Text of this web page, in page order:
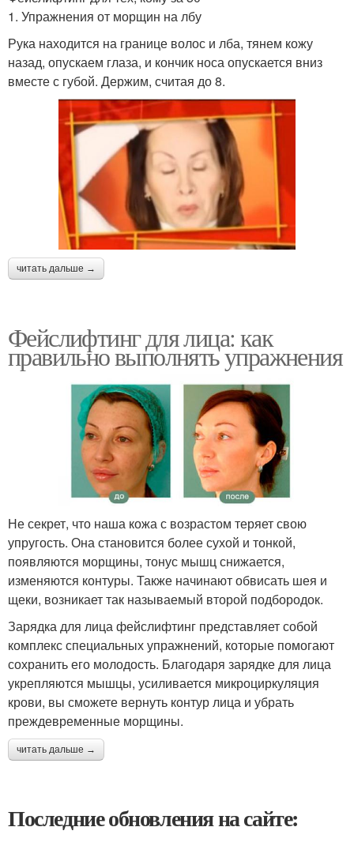
1. Упражнения от морщин на лбу
Рука находится на границе волос и лба, тянем кожу
назад, опускаем глаза, и кончик носа опускается вниз
вместе с губой. Держим, считая до 8.
читать дальше →
Фейслифтинг для лица: как
правильно выполнять упражнения
Не секрет, что наша кожа с возрастом теряет свою
упругость. Она становится более сухой и тонкой,
появляются морщины, тонус мышц снижается,
изменяются контуры. Также начинают обвисать шея и
щеки, возникает так называемый второй подбородок.
Зарядка для лица фейслифтинг представляет собой
комплекс специальных упражнений, которые помогают
сохранить его молодость. Благодаря зарядке для лица
укрепляются мышцы, усиливается микроциркуляция
крови, вы сможете вернуть контур лица и убрать
преждевременные морщины.
читать дальше →
Последние обновления на сайте: